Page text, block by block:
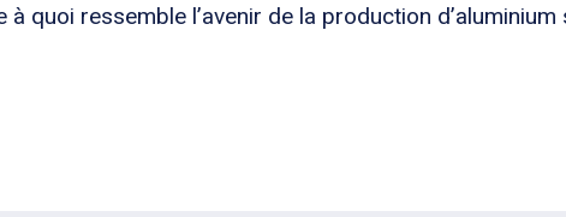
quoi ressemble l’avenir de la production